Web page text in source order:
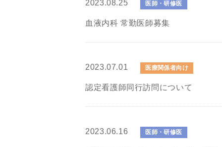
2023.08.25 医師・研修医
血液内科 常勤医師募集
2023.07.01 医療関係者向け
認定看護師同行訪問について
2023.06.16 医師・研修医